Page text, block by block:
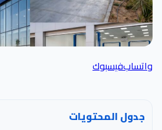
واتسابفيسبوك
جدول المحتويات